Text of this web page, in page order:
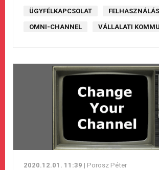
ÜGYFÉLKAPCSOLAT FELHASZNÁLÁS
OMNI-CHANNEL VÁLLALATI
2020.12.01. 11:39 | Porosz Péter